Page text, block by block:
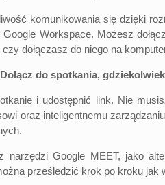
komunikowania się dzięki
Google Workspace. Możesz
dołączasz do niego na
do spotkania,
i udostępnić link. Nie
oraz inteligentnemu
narzędzi Google MEET, jako
prześledzić krok po kroku jak